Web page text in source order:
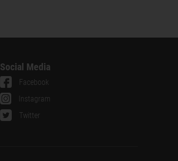
Social Media
Facebook
Instagram
Twitter